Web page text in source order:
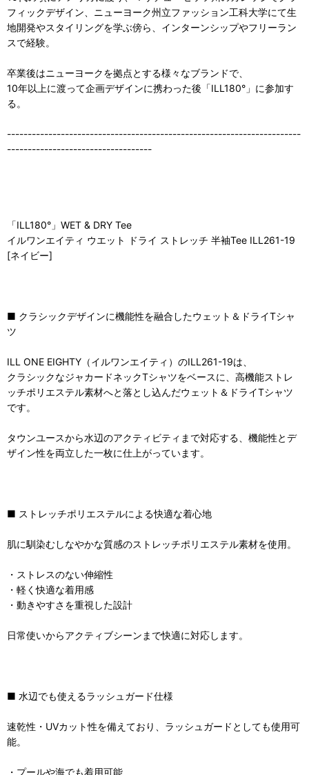
フィックデザイン、ニューヨーク州立ファッション工科大学にて生
地開発やスタイリングを学ぶ傍ら、インターンシップやフリーラン
スで経験。
卒業後はニューヨークを拠点とする様々なブランドで、
10年以上に渡って企画デザインに携わった後「ILL180°」に参加す
る。
-----------------------------------------------------------------------
-----------------------------------
「ILL180°」WET & DRY Tee
イルワンエイティ ウエット ドライ ストレッチ 半袖Tee ILL261-19
[ネイビー]
■ クラシックデザインに機能性を融合したウェット＆ドライTシャ
ツ
ILL ONE EIGHTY（イルワンエイティ）のILL261-19は、
クラシックなジャカードネックTシャツをベースに、高機能ストレ
ッチポリエステル素材へと落とし込んだウェット＆ドライTシャツ
です。
タウンユースから水辺のアクティビティまで対応する、機能性とデ
ザイン性を両立した一枚に仕上がっています。
■ ストレッチポリエステルによる快適な着心地
肌に馴染むしなやかな質感のストレッチポリエステル素材を使用。
・ストレスのない伸縮性
・軽く快適な着用感
・動きやすさを重視した設計
日常使いからアクティブシーンまで快適に対応します。
■ 水辺でも使えるラッシュガード仕様
速乾性・UVカット性を備えており、ラッシュガードとしても使用可
能。
・プールや海でも着用可能